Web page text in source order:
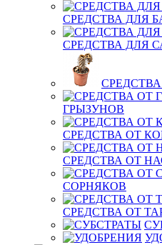
СРЕДСТВА ДЛЯ
СРЕДСТВА ДЛЯ
ГРЫЗУНОВ
СРЕДСТВА ОТ
СРЕДСТВА ОТ
СОРНЯКОВ
СРЕДСТВА ОТ